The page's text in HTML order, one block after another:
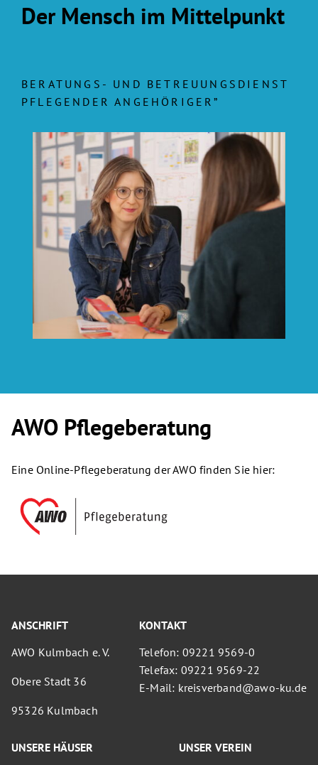
Der Mensch im Mittelpunkt
BERATUNGS- UND BETREUUNGSDIENST
PFLEGENDER ANGEHÖRIGER”
AWO Pflegeberatung
Eine Online-Pflegeberatung der AWO finden Sie hier:
ANSCHRIFT
AWO Kulmbach e. V.
Obere Stadt 36
95326 Kulmbach
KONTAKT
Telefon: 09221 9569-0
Telefax: 09221 9569-22
E-Mail: kreisverband@awo-ku.de
UNSERE HÄUSER
UNSER VEREIN